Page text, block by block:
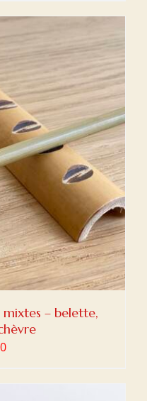
– belette,